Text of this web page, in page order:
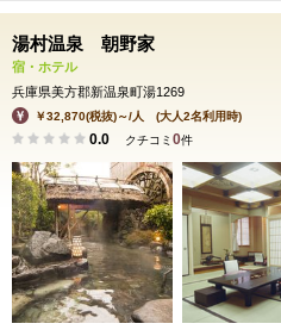
湯村温泉 朝野家
宿・ホテル
兵庫県美方郡新温泉町湯1269
￥32,870(税抜)～/人 (大人2名利用時)
0.0 クチコミ 0件